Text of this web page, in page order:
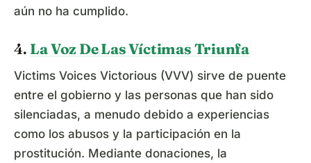
aún no ha cumplido.
4. La Voz De Las Víctimas Triunfa
Victims Voices Victorious (VVV) sirve de puente
entre el gobierno y las personas que han sido
silenciadas, a menudo debido a experiencias
como los abusos y la participación en la
prostitución. Mediante donaciones, la